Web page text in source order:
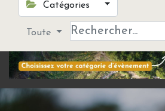
Catégories
Toute